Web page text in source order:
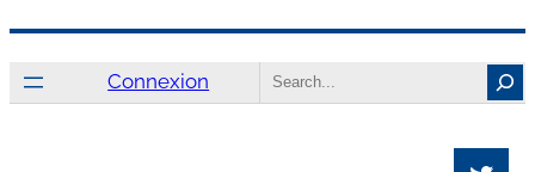
au
Connexion Search